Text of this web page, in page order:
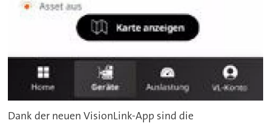
Dank der neuen VisionLink-App sind die